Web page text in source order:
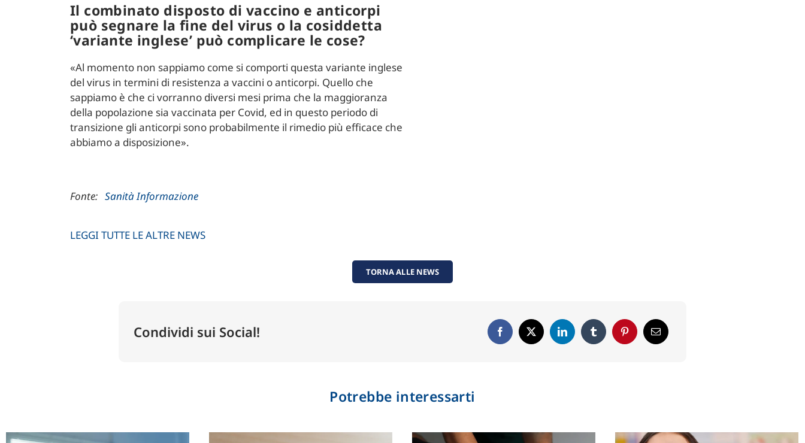
Il combinato disposto di vaccino e anticorpi
può segnare la fine del virus o la cosiddetta
‘variante inglese’ può complicare le cose?
«Al momento non sappiamo come si comporti questa variante inglese
del virus in termini di resistenza a vaccini o anticorpi. Quello che
sappiamo è che ci vorranno diversi mesi prima che la maggioranza
della popolazione sia vaccinata per Covid, ed in questo periodo di
transizione gli anticorpi sono probabilmente il rimedio più efficace che
abbiamo a disposizione».
Fonte: Sanità Informazione
LEGGI TUTTE LE ALTRE NEWS
TORNA ALLE NEWS
Condividi sui Social!
Potrebbe interessarti